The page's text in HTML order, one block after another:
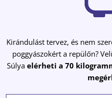
Kirándulást tervez, és nem
poggyászokért a repülőn?
Súlya elérheti a 70